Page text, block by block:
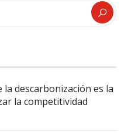
descarbonización es la
la competitividad